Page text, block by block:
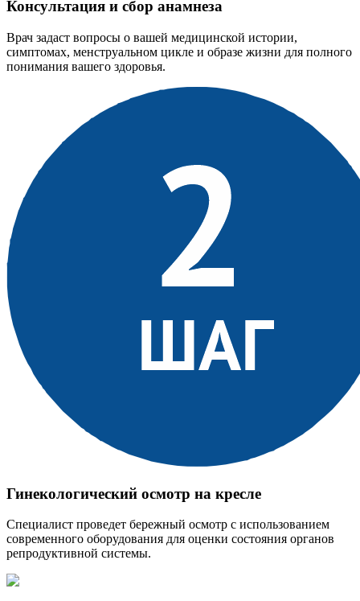
Консультация и сбор анамнеза
Врач задаст вопросы о вашей медицинской истории,
симптомах, менструальном цикле и образе жизни для полного
понимания вашего здоровья.
Гинекологический осмотр на кресле
Специалист проведет бережный осмотр с использованием
современного оборудования для оценки состояния органов
репродуктивной системы.